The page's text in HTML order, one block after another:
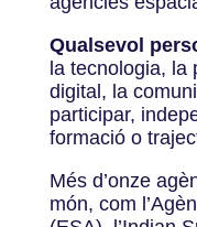
Qualsevol
la tecnologia, la
digital, la
participar,
formació o
Més d’onze
món, com